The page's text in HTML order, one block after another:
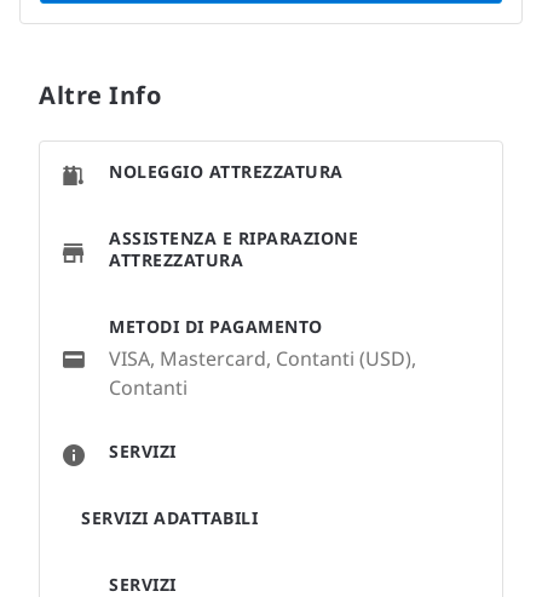
Altre Info
SERVIZI
SERVIZI ADATTABILI
SERVIZI
NOLEGGIO ATTREZZATURA
ASSISTENZA E RIPARAZIONE
ATTREZZATURA
METODI DI PAGAMENTO
VISA, Mastercard, Contanti (USD),
Contanti